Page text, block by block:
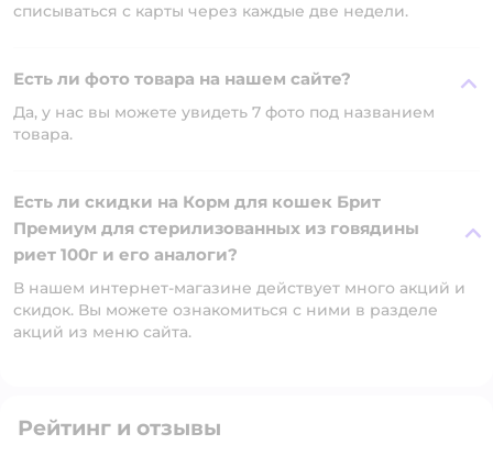
списываться с карты через каждые две недели.
Есть ли фото товара на нашем сайте?
Да, у нас вы можете увидеть 7 фото под названием
товара.
Есть ли скидки на Корм для кошек Брит
Премиум для стерилизованных из говядины
риет 100г и его аналоги?
В нашем интернет-магазине действует много акций и
скидок. Вы можете ознакомиться с ними в разделе
акций из меню сайта.
Рейтинг и отзывы